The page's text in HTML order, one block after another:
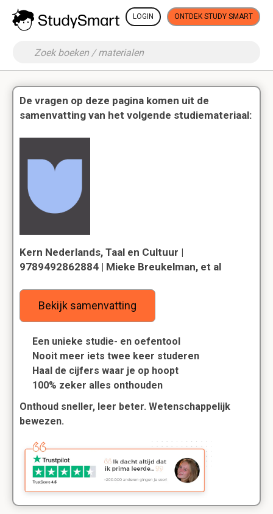
LOGIN ONTDEK STUDY SMART
De vragen op deze pagina komen uit de
samenvatting van het volgende studiemateriaal:
Kern Nederlands, Taal en Cultuur |
9789492862884 | Mieke Breukelman, et al
Bekijk samenvatting
Een unieke studie- en oefentool
Nooit meer iets twee keer studeren
Haal de cijfers waar je op hoopt
100% zeker alles onthouden
Onthoud sneller, leer beter. Wetenschappelijk
bewezen.